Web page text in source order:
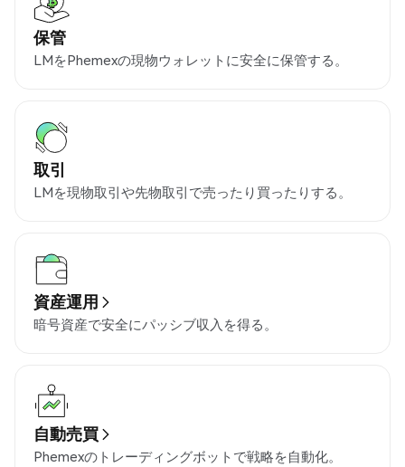
保管
LMをPhemexの現物ウォレットに安全に保管する。
取引
LMを現物取引や先物取引で売ったり買ったりする。
資産運用
暗号資産で安全にパッシブ収入を得る。
自動売買
Phemexのトレーディングボットで戦略を自動化。